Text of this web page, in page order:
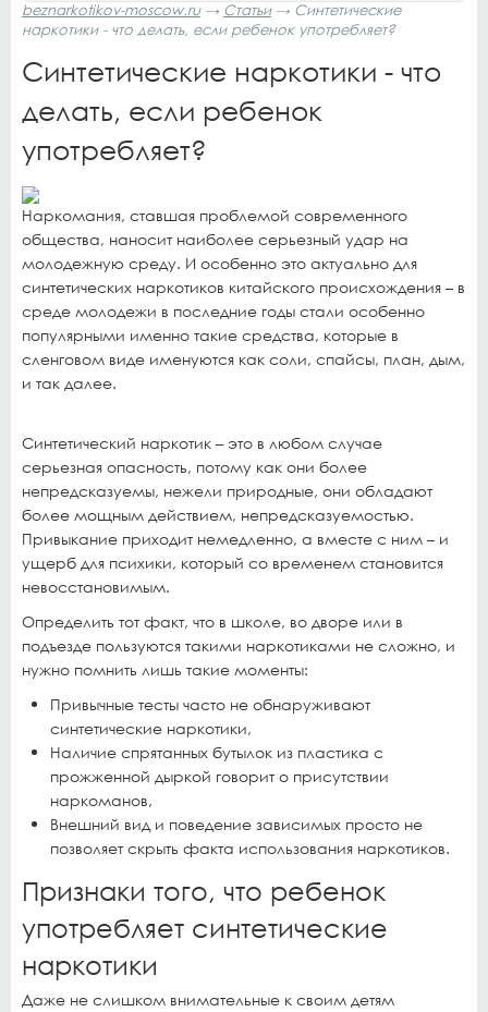
beznarkotikov-moscow.ru→ Статьи→ Синтетические
наркотики - что делать, если ребенок употребляет?
Синтетические наркотики - что
делать, если ребенок
употребляет?
Наркомания, ставшая проблемой современного
общества, наносит наиболее серьезный удар на
молодежную среду. И особенно это актуально для
синтетических наркотиков китайского происхождения – в
среде молодежи в последние годы стали особенно
популярными именно такие средства, которые в
сленговом виде именуются как соли, спайсы, план, дым,
и так далее.
Синтетический наркотик – это в любом случае
серьезная опасность, потому как они более
непредсказуемы, нежели природные, они обладают
более мощным действием, непредсказуемостью.
Привыкание приходит немедленно, а вместе с ним – и
ущерб для психики, который со временем становится
невосстановимым.
Определить тот факт, что в школе, во дворе или в
подъезде пользуются такими наркотиками не сложно, и
нужно помнить лишь такие моменты:
Привычные тесты часто не обнаруживают
синтетические наркотики,
Наличие спрятанных бутылок из пластика с
прожженной дыркой говорит о присутствии
наркоманов,
Внешний вид и поведение зависимых просто не
позволяет скрыть факта использования наркотиков.
Признаки того, что ребенок
употребляет синтетические
наркотики
Даже не слишком внимательные к своим детям